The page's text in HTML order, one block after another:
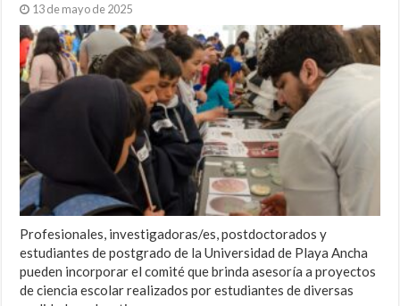
13 de mayo de 2025
Profesionales, investigadoras/es, postdoctorados y
estudiantes de postgrado de la Universidad de Playa Ancha
pueden incorporar el comité que brinda asesoría a proyectos
de ciencia escolar realizados por estudiantes de diversas